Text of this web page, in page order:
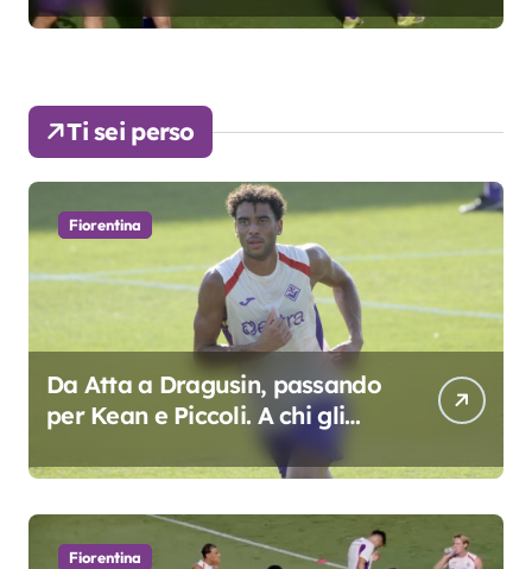
Ti sei perso
Fiorentina
Da Atta a Dragusin, passando
per Kean e Piccoli. A chi gli
oscar del precampionato?
Fiorentina